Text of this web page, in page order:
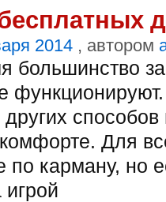
2014 , автором
большинство
способов
Для
по карману, но